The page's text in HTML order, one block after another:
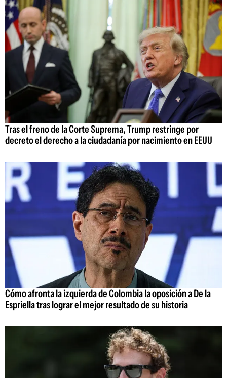
Tras el freno de la Corte Suprema, Trump restringe por
decreto el derecho a la ciudadanía por nacimiento en EEUU
Cómo afronta la izquierda de Colombia la oposición a De la
Espriella tras lograr el mejor resultado de su historia